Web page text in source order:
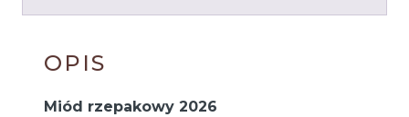
OPIS
Miód rzepakowy 2026